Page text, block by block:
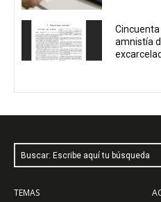
amnistía
Buscar: Escribe aquí tu búsqueda
TEMAS